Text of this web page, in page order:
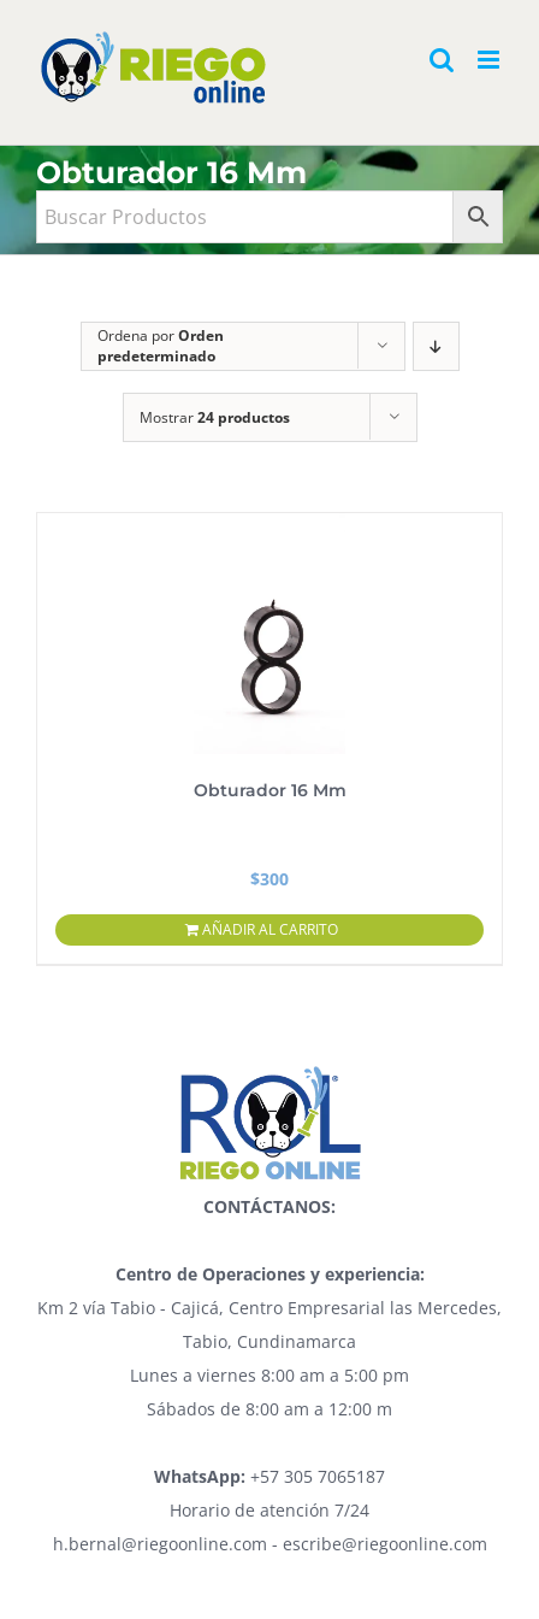
contenido
Obturador 16 Mm
Ordena porOrden
predeterminado
Mostrar24 productos
Obturador 16 Mm
$300
AÑADIR AL CARRITO
CONTÁCTANOS:
Centro de Operaciones y experiencia:
Km 2 vía Tabio - Cajicá, Centro Empresarial las Mercedes,
Tabio, Cundinamarca
Lunes a viernes 8:00 am a 5:00 pm
Sábados de 8:00 am a 12:00 m
WhatsApp: +57 305 7065187
Horario de atención 7/24
h.bernal@riegoonline.com - escribe@riegoonline.com